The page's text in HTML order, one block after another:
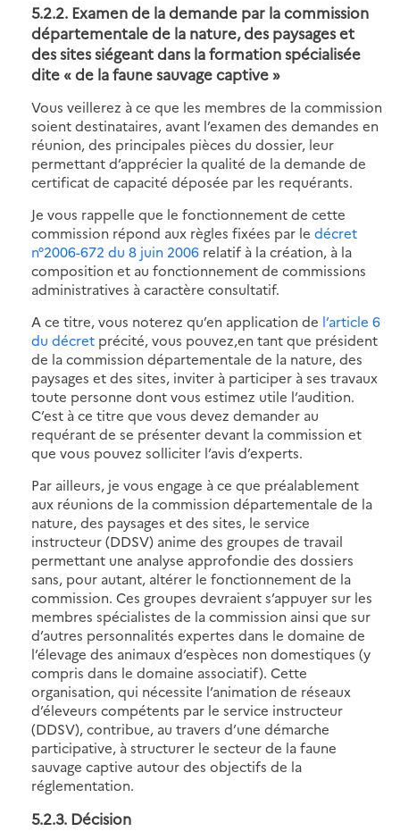
5.2.2. Examen de la demande par la commission
départementale de la nature, des paysages et
des sites siégeant dans la formation spécialisée
dite « de la faune sauvage captive »
Vous veillerez à ce que les membres de la commission
soient destinataires, avant l’examen des demandes en
réunion, des principales pièces du dossier, leur
permettant d’apprécier la qualité de la demande de
certificat de capacité déposée par les requérants.
Je vous rappelle que le fonctionnement de cette
commission répond aux règles fixées par le décret
n°2006-672 du 8 juin 2006 relatif à la création, à la
composition et au fonctionnement de commissions
administratives à caractère consultatif.
A ce titre, vous noterez qu’en application de l’article 6
du décret précité, vous pouvez,en tant que président
de la commission départementale de la nature, des
paysages et des sites, inviter à participer à ses travaux
toute personne dont vous estimez utile l’audition.
C’est à ce titre que vous devez demander au
requérant de se présenter devant la commission et
que vous pouvez solliciter l’avis d’experts.
Par ailleurs, je vous engage à ce que préalablement
aux réunions de la commission départementale de la
nature, des paysages et des sites, le service
instructeur (DDSV) anime des groupes de travail
permettant une analyse approfondie des dossiers
sans, pour autant, altérer le fonctionnement de la
commission. Ces groupes devraient s’appuyer sur les
membres spécialistes de la commission ainsi que sur
d’autres personnalités expertes dans le domaine de
l’élevage des animaux d’espèces non domestiques (y
compris dans le domaine associatif). Cette
organisation, qui nécessite l’animation de réseaux
d’éleveurs compétents par le service instructeur
(DDSV), contribue, au travers d’une démarche
participative, à structurer le secteur de la faune
sauvage captive autour des objectifs de la
réglementation.
5.2.3. Décision